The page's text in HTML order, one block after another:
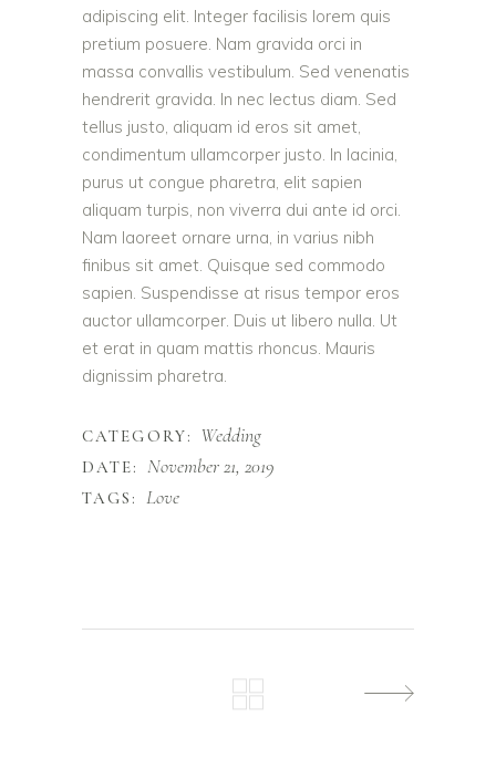
adipiscing elit. Integer facilisis lorem quis
pretium posuere. Nam gravida orci in
massa convallis vestibulum. Sed venenatis
hendrerit gravida. In nec lectus diam. Sed
tellus justo, aliquam id eros sit amet,
condimentum ullamcorper justo. In lacinia,
purus ut congue pharetra, elit sapien
aliquam turpis, non viverra dui ante id orci.
Nam laoreet ornare urna, in varius nibh
finibus sit amet. Quisque sed commodo
sapien. Suspendisse at risus tempor eros
auctor ullamcorper. Duis ut libero nulla. Ut
et erat in quam mattis rhoncus. Mauris
dignissim pharetra.
CATEGORY: Wedding
DATE: November 21, 2019
TAGS: Love